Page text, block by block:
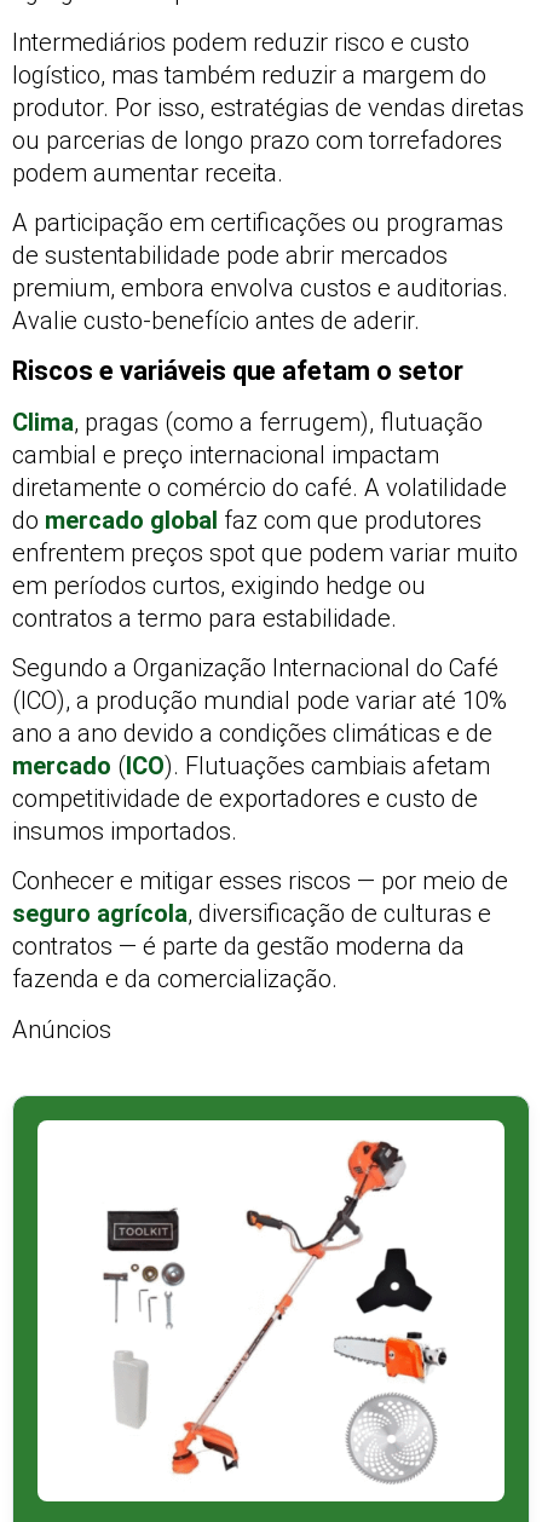
Intermediários podem reduzir risco e custo
logístico, mas também reduzir a margem do
produtor. Por isso, estratégias de vendas diretas
ou parcerias de longo prazo com torrefadores
podem aumentar receita.
A participação em certificações ou programas
de sustentabilidade pode abrir mercados
premium, embora envolva custos e auditorias.
Avalie custo-benefício antes de aderir.
Riscos e variáveis que afetam o setor
Clima, pragas (como a ferrugem), flutuação
cambial e preço internacional impactam
diretamente o comércio do café. A volatilidade
do mercado global faz com que produtores
enfrentem preços spot que podem variar muito
em períodos curtos, exigindo hedge ou
contratos a termo para estabilidade.
Segundo a Organização Internacional do Café
(ICO), a produção mundial pode variar até 10%
ano a ano devido a condições climáticas e de
mercado (ICO). Flutuações cambiais afetam
competitividade de exportadores e custo de
insumos importados.
Conhecer e mitigar esses riscos — por meio de
seguro agrícola, diversificação de culturas e
contratos — é parte da gestão moderna da
fazenda e da comercialização.
Anúncios